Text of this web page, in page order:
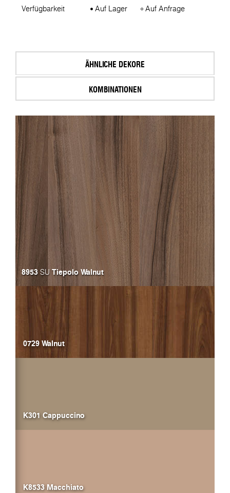
Verfügbarkeit Auf Lager Auf Anfrage
ÄHNLICHE DEKORE
KOMBINATIONEN
8953 SUTiepolo Walnut
0729 Walnut
K301 Cappuccino
K8533 Macchiato